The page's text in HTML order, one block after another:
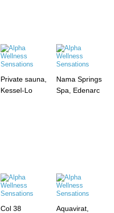
Private sauna,
Kessel-Lo
Nama Springs
Spa, Edenarc
Col 38
Aquavirat,